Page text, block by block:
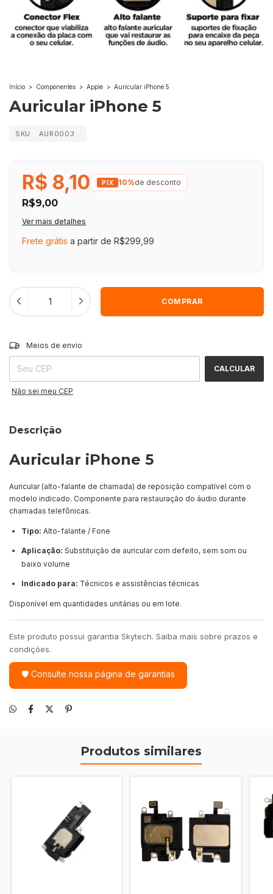
Início > Componentes > Apple > Auricular iPhone 5
Auricular iPhone 5
SKU AUR0003
R$ 8,10 10%de desconto
R$9,00
Ver mais detalhes
Frete grátis a partir de R$299,99
Entregas para o CEP:
Meios de envio
CALCULAR
Não sei meu CEP
Descrição
Auricular iPhone 5
Auricular (alto-falante de chamada) de reposição compatível com o
modelo indicado. Componente para restauração do áudio durante
chamadas telefônicas.
Tipo: Alto-falante / Fone
Aplicação: Substituição de auricular com defeito, sem som ou
baixo volume
Indicado para: Técnicos e assistências técnicas
Disponível em quantidades unitárias ou em lote.
Este produto possui garantia Skytech. Saiba mais sobre prazos e
condições.
🛡 Consulte nossa página de garantias
Produtos similares